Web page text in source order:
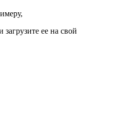
ее на свой